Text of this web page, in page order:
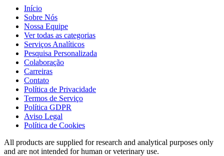
Início
Sobre Nós
Nossa Equipe
Ver todas as categorias
Serviços Analíticos
Pesquisa Personalizada
Colaboração
Carreiras
Contato
Política de Privacidade
Termos de Serviço
Política GDPR
Aviso Legal
Política de Cookies
All products are supplied for research and analytical purposes only
and are not intended for human or veterinary use.